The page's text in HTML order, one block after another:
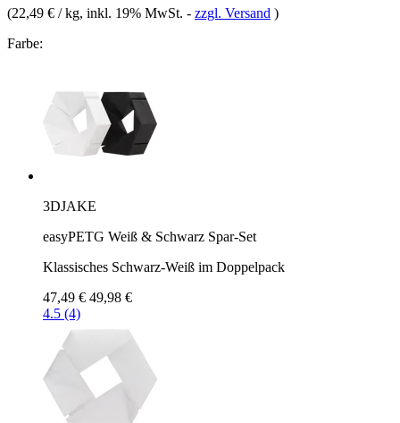
(22,49 € / kg, inkl. 19% MwSt. - zzgl. Versand )
Farbe:
3DJAKE
easyPETG Weiß & Schwarz Spar-Set
Klassisches Schwarz-Weiß im Doppelpack
47,49 € 49,98 €
4.5 (4)